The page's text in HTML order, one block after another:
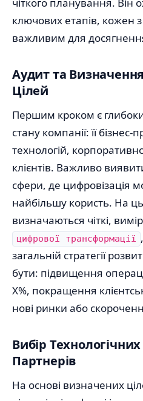
чіткого планування. Він
ключових етапів, кожен
важливим для
Аудит та
Цілей
Першим кроком є
стану компанії: її бізнес-
технологій,
клієнтів. Важливо
сфери, де цифровізація
найбільшу користь. На
визначаються чіткі,
цифрової трансформації
загальній стратегії
бути: підвищення
X%, покращення
нові ринки або
Вибір
Партнерів
На основі визначених